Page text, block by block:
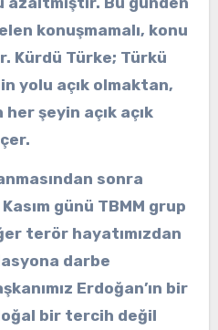
konuşmamalı, konu
Kürdü Türke; Türkü
yolu açık olmaktan,
şeyin açık açık
sonra
günü TBMM grup
terör hayatımızdan
darbe
Erdoğan’ın bir
bir tercih değil